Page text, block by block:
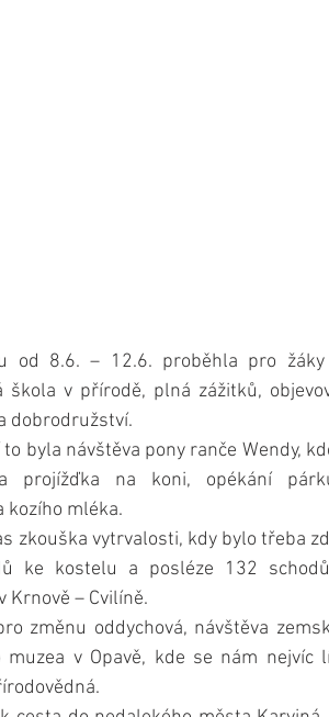
8.6. – 12.6. proběhla pro žáky
škola v přírodě, plná zážitků,
dobrodružství.
to byla návštěva pony ranče Wendy,
projížďka na koni, opékání
kozího mléka.
zkouška vytrvalosti, kdy bylo třeba
ke kostelu a posléze 132
Krnově – Cvilíně.
změnu oddychová, návštěva
muzea v Opavě, kde se nám nejvíc